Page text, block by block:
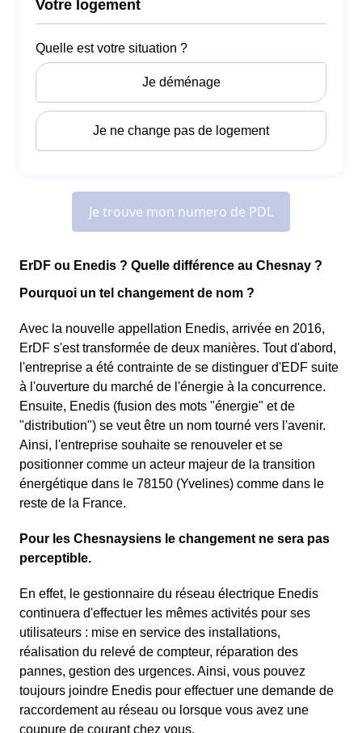
ErDF ou Enedis ? Quelle différence au Chesnay ?
Pourquoi un tel changement de nom ?
Avec la nouvelle appellation Enedis, arrivée en 2016,
ErDF s'est transformée de deux manières. Tout d'abord,
l'entreprise a été contrainte de se distinguer d'EDF suite
à l'ouverture du marché de l'énergie à la concurrence.
Ensuite, Enedis (fusion des mots "énergie" et de
"distribution") se veut être un nom tourné vers l'avenir.
Ainsi, l'entreprise souhaite se renouveler et se
positionner comme un acteur majeur de la transition
énergétique dans le 78150 (Yvelines) comme dans le
reste de la France.
Pour les Chesnaysiens le changement ne sera pas
perceptible.
En effet, le gestionnaire du réseau électrique Enedis
continuera d'effectuer les mêmes activités pour ses
utilisateurs : mise en service des installations,
réalisation du relevé de compteur, réparation des
pannes, gestion des urgences. Ainsi, vous pouvez
toujours joindre Enedis pour effectuer une demande de
raccordement au réseau ou lorsque vous avez une
coupure de courant chez vous.